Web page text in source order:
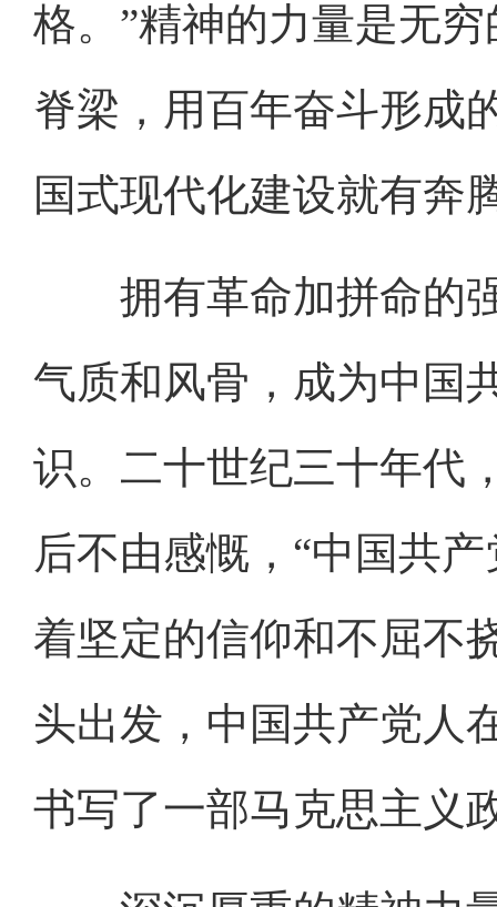
格。”精神的力量是无
脊梁，用百年奋斗形成
国式现代化建设就有奔
拥有革命加拼命的强
气质和风骨，成为中国
识。二十世纪三十年代
后不由感慨，“中国共
着坚定的信仰和不屈不
头出发，中国共产党人
书写了一部马克思主义